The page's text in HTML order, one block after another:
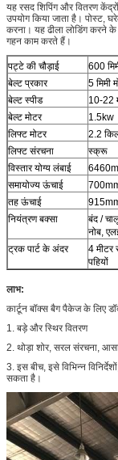
यह रसद शिपिंग और वितरण
उपयोग किया जाता है। पोस्ट,
करना। यह ढीला लोडिंग
गहन काम करते हैं।
पट्टे की चौड़ाई
600
बेल्ट प्रकार
5 मिमी
बेल्ट स्पीड
10-22
बेल्ट मोटर
1.5kw
लिफ्ट मोटर
2.2
लिफ्ट संरचना
स्क्रू
विस्तार योग्य लंबाई
समायोज्य ऊंचाई
तह ऊंचाई
नियंत्रण बक्सा
बंद /
नोब,
ट्रक पार्ट के अंदर
4 मीटर
पहियों
लाभ:
कार्टून बॉक्स बैग पैकेज के लिए
1. बड़े और स्थिर वितरण
2. थोड़ा शोर, सरल संरचना,
3. इस बीच, इसे विभिन्न
सकता है।